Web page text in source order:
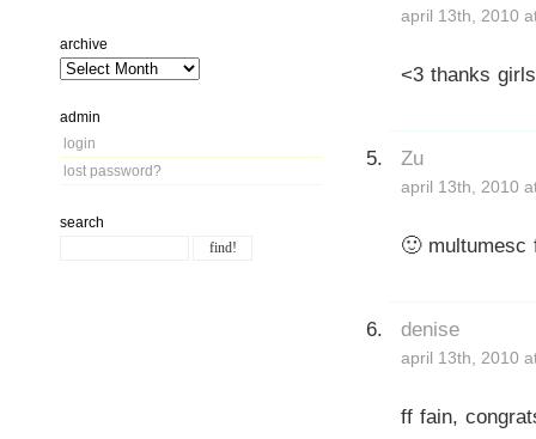
archive
admin
login
lost password?
search
april 13th, 2010
<3 thanks
Zu
april 13th, 2010
🙂
denise
april 13th, 2010
ff fain,